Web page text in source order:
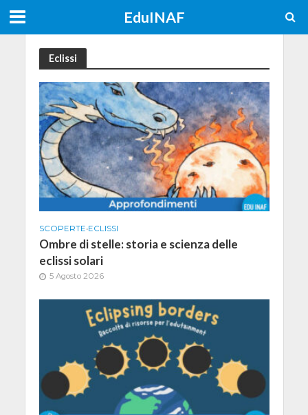
EduINAF
Eclissi
SCOPERTE•ECLISSI
Ombre di stelle: storia e scienza delle
eclissi solari
5 Agosto 2026